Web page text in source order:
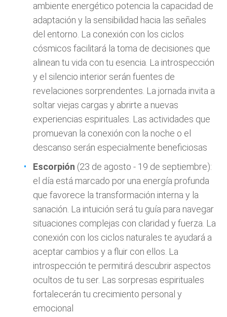
ambiente energético potencia la capacidad de
adaptación y la sensibilidad hacia las señales
del entorno. La conexión con los ciclos
cósmicos facilitará la toma de decisiones que
alinean tu vida con tu esencia. La introspección
y el silencio interior serán fuentes de
revelaciones sorprendentes. La jornada invita a
soltar viejas cargas y abrirte a nuevas
experiencias espirituales. Las actividades que
promuevan la conexión con la noche o el
descanso serán especialmente beneficiosas
Escorpión (23 de agosto - 19 de septiembre):
el día está marcado por una energía profunda
que favorece la transformación interna y la
sanación. La intuición será tu guía para navegar
situaciones complejas con claridad y fuerza. La
conexión con los ciclos naturales te ayudará a
aceptar cambios y a fluir con ellos. La
introspección te permitirá descubrir aspectos
ocultos de tu ser. Las sorpresas espirituales
fortalecerán tu crecimiento personal y
emocional